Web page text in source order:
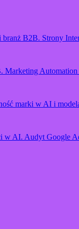
branż B2B. Strony
Marketing Automation
marki w AI i
w AI. Audyt Google